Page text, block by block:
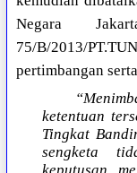
Negara
75/B/2013/
pertimbangan
ketentuan
Tingkat
sengketa